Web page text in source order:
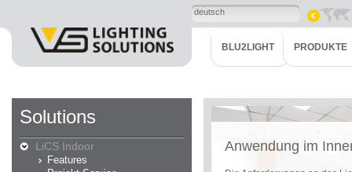
deutsch
BLU2LIGHT PRODUKTE
Solutions
LiCS Indoor
Features
Anwendung im